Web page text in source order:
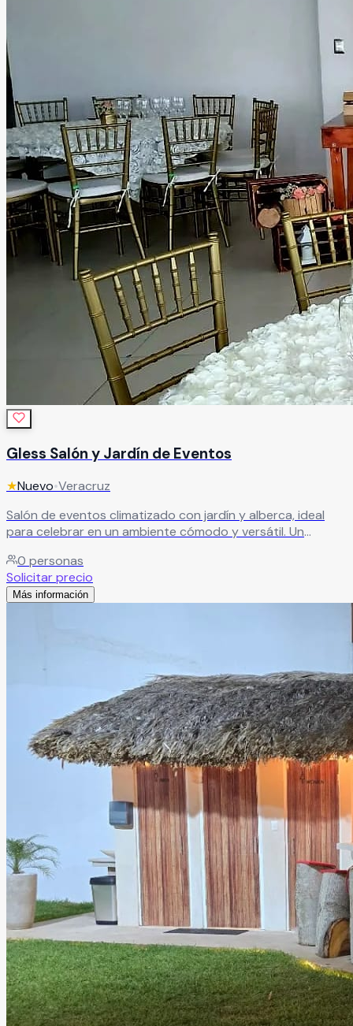
Gless Salón y Jardín de Eventos
★Nuevo•Veracruz
Salón de eventos climatizado con jardín y alberca, ideal
para celebrar en un ambiente cómodo y versátil. Un
estilo y un toque especial.
0 personas
Solicitar precio
Más información